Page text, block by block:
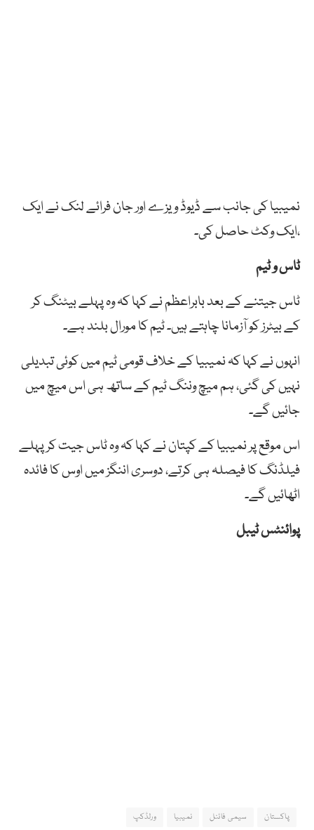
نمیبیا کی جانب سے ڈیوڈ ویزے اور جان فرائے لنک نے ایک
،ایک وکٹ حاصل کی۔
ٹاس و ٹیم
ٹاس جیتنے کے بعد بابراعظم نے کہا کہ وہ پہلے بیٹنگ کر
کے بیٹرز کو آزمانا چاہتے ہیں۔ ٹیم کا مورال بلند ہے۔
انہوں نے کہا کہ نمیبیا کے خلاف قومی ٹیم میں کوئی تبدیلی
نہیں کی گئی، ہم میچ وننگ ٹیم کے ساتھ ہی اس میچ میں
جائیں گے۔
اس موقع پر نمیبیا کے کپتان نے کہا کہ وہ ٹاس جیت کر پہلے
فیلڈنگ کا فیصلہ ہی کرتے، دوسری اننگز میں اوس کا فائدہ
اٹھائیں گے۔
پوائنٹس ٹیبل
پاکستان سیمی فائنل نمیبیا ورلڈکپ